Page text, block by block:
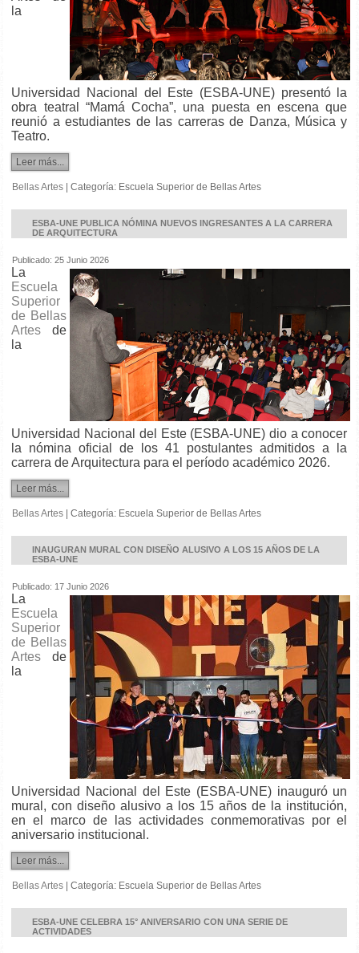
la
Universidad Nacional del Este (ESBA-UNE) presentó la
obra teatral “Mamá Cocha”, una puesta en escena que
reunió a estudiantes de las carreras de Danza, Música y
Teatro.
Leer más...
Bellas Artes |Categoría: Escuela Superior de Bellas Artes
ESBA-UNE PUBLICA NÓMINA NUEVOS INGRESANTES A LA CARRERA
DE ARQUITECTURA
Publicado: 25 Junio 2026
La
Escuela
Superior
de Bellas
Artes de
la
Universidad Nacional del Este (ESBA-UNE) dio a conocer
la nómina oficial de los 41 postulantes admitidos a la
carrera de Arquitectura para el período académico 2026.
Leer más...
Bellas Artes |Categoría: Escuela Superior de Bellas Artes
INAUGURAN MURAL CON DISEÑO ALUSIVO A LOS 15 AÑOS DE LA
ESBA-UNE
Publicado: 17 Junio 2026
La
Escuela
Superior
de Bellas
Artes de
la
Universidad Nacional del Este (ESBA-UNE) inauguró un
mural, con diseño alusivo a los 15 años de la institución,
en el marco de las actividades conmemorativas por el
aniversario institucional.
Leer más...
Bellas Artes |Categoría: Escuela Superior de Bellas Artes
ESBA-UNE CELEBRA 15° ANIVERSARIO CON UNA SERIE DE
ACTIVIDADES